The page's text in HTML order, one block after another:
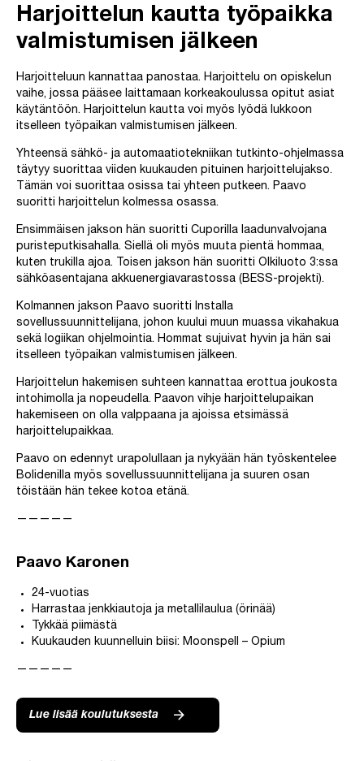
Harjoittelun kautta työpaikka
valmistumisen jälkeen
Harjoitteluun kannattaa panostaa. Harjoittelu on opiskelun
vaihe, jossa pääsee laittamaan korkeakoulussa opitut asiat
käytäntöön. Harjoittelun kautta voi myös lyödä lukkoon
itselleen työpaikan valmistumisen jälkeen.
Yhteensä sähkö- ja automaatiotekniikan tutkinto-ohjelmassa
täytyy suorittaa viiden kuukauden pituinen harjoittelujakso.
Tämän voi suorittaa osissa tai yhteen putkeen. Paavo
suoritti harjoittelun kolmessa osassa.
Ensimmäisen jakson hän suoritti Cuporilla laadunvalvojana
puristeputkisahalla. Siellä oli myös muuta pientä hommaa,
kuten trukilla ajoa. Toisen jakson hän suoritti Olkiluoto 3:ssa
sähköasentajana akkuenergiavarastossa (BESS-projekti).
Kolmannen jakson Paavo suoritti Installa
sovellussuunnittelijana, johon kuului muun muassa vikahakua
sekä logiikan ohjelmointia. Hommat sujuivat hyvin ja hän sai
itselleen työpaikan valmistumisen jälkeen.
Harjoittelun hakemisen suhteen kannattaa erottua joukosta
intohimolla ja nopeudella. Paavon vihje harjoittelupaikan
hakemiseen on olla valppaana ja ajoissa etsimässä
harjoittelupaikkaa.
Paavo on edennyt urapolullaan ja nykyään hän työskentelee
Bolidenilla myös sovellussuunnittelijana ja suuren osan
töistään hän tekee kotoa etänä.
—————
Paavo Karonen
24-vuotias
Harrastaa jenkkiautoja ja metallilaulua (örinää)
Tykkää piimästä
Kuukauden kuunnelluin biisi: Moonspell – Opium
—————
Lue lisää koulutuksesta